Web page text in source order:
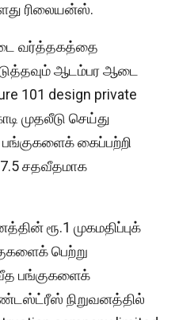
ரிலையன்ஸ்.
வர்த்தகத்தை
ஆடம்பர ஆடை
101 design private
முதலீடு செய்து
கைப்பற்றி
சதவீதமாக
ரூ.1 முகமதிப்புக்
பெற்று
பங்குகளைக்
நிறுவனத்தில்